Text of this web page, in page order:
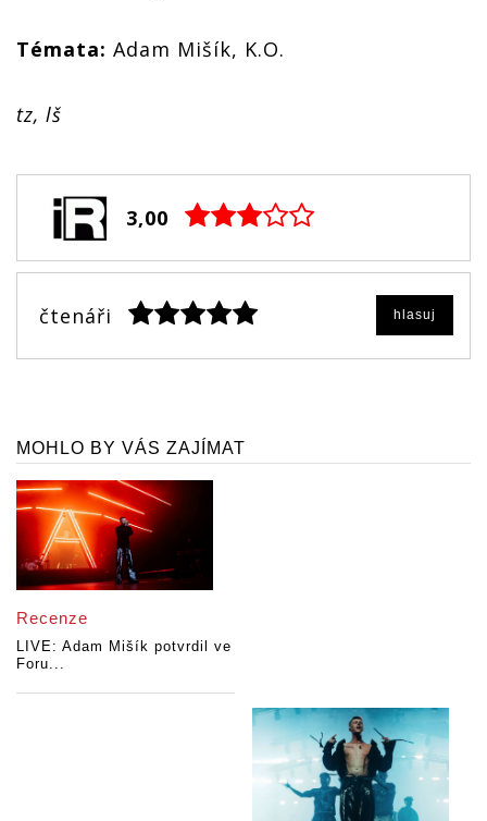
Témata: Adam Mišík, K.O.
tz, lš
3,00
čtenáři hlasuj
MOHLO BY VÁS ZAJÍMAT
Recenze
LIVE: Adam Mišík potvrdil ve
Foru...